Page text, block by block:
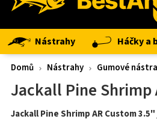
Nástrahy Háčky a
Domů Nástrahy Gumové
Jackall Pine Shrimp
Jackall Pine Shrimp AR Custom 3.5"